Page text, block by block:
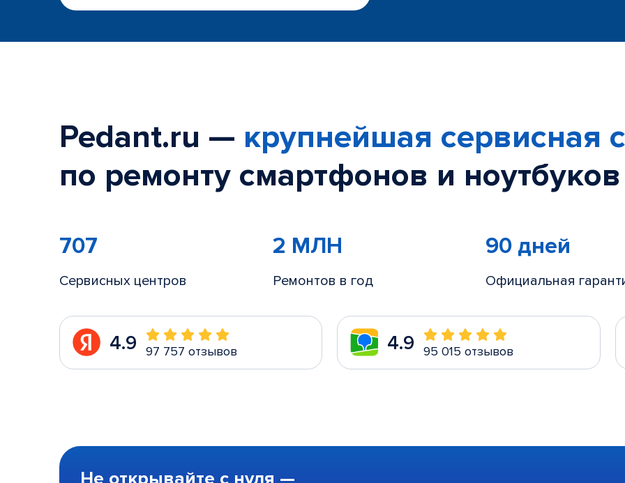
Pedant.ru — крупнейшая сервисная
по ремонту смартфонов и
707
Сервисных центров
2 МЛН
Ремонтов в год
90 дней
Официальная
4.9 97 757 отзывов 4.9 95 015 отзывов